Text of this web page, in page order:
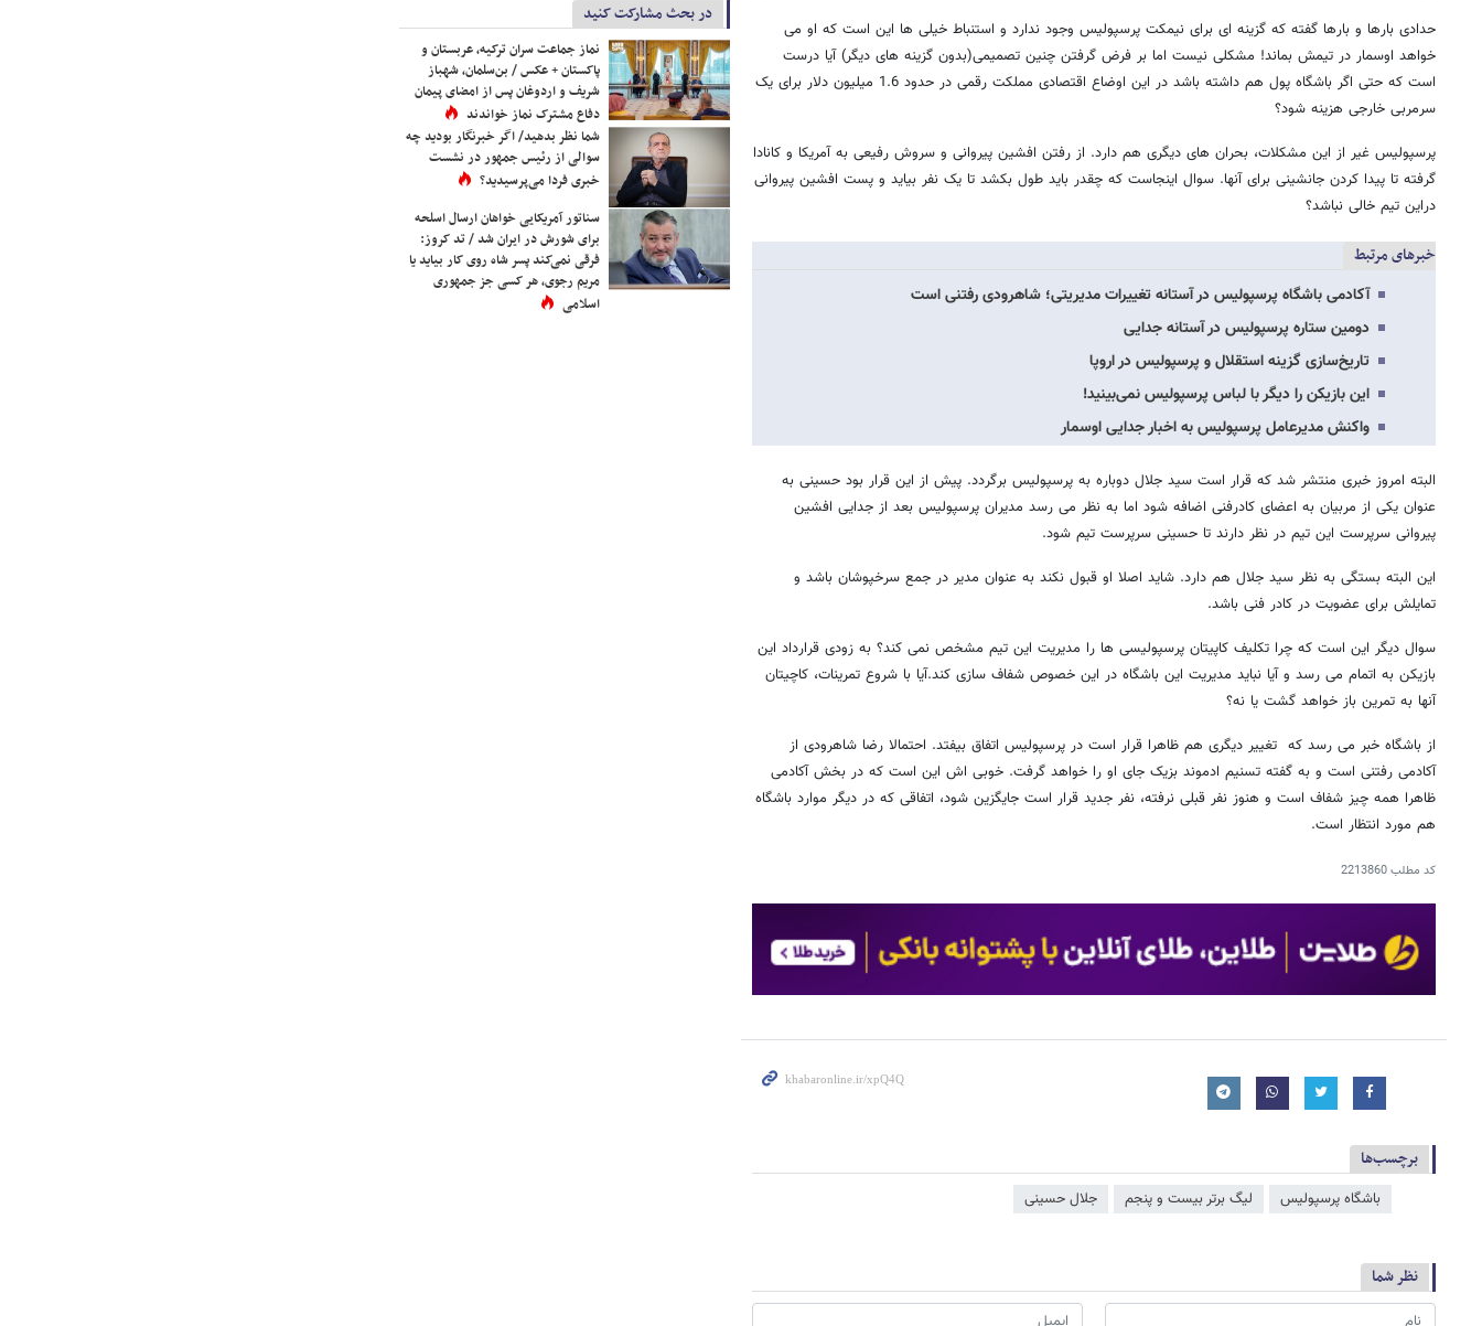
حدادی بارها و بارها گفته که گزینه ای برای نیمکت پرسپولیس وجود ندارد و استنباط خیلی ها این است که او می
خواهد اوسمار در تیمش بماند! مشکلی نیست اما بر فرض گرفتن چنین تصمیمی(بدون گزینه های دیگر) آیا درست
است که حتی اگر باشگاه پول هم داشته باشد در این اوضاع اقتصادی مملکت رقمی در حدود 1.6 میلیون دلار برای یک
سرمربی خارجی هزینه شود؟
پرسپولیس غیر از این مشکلات، بحران های دیگری هم دارد. از رفتن افشین پیروانی و سروش رفیعی به آمریکا و کانادا
گرفته تا پیدا کردن جانشینی برای آنها. سوال اینجاست که چقدر باید طول بکشد تا یک نفر بیاید و پست افشین پیروانی
دراین تیم خالی نباشد؟
خبرهای مرتبط
آکادمی باشگاه پرسپولیس در آستانه تغییرات مدیریتی؛ شاهرودی رفتنی است
دومین ستاره پرسپولیس در آستانه جدایی
تاریخ‌سازی گزینه استقلال و پرسپولیس در اروپا
این بازیکن را دیگر با لباس پرسپولیس نمی‌بینید!
واکنش مدیرعامل پرسپولیس به اخبار جدایی اوسمار
البته امروز خبری منتشر شد که قرار است سید جلال دوباره به پرسپولیس برگردد. پیش از این قرار بود حسینی به
عنوان یکی از مربیان به اعضای کادرفنی اضافه شود اما به نظر می رسد مدیران پرسپولیس بعد از جدایی افشین
پیروانی سرپرست این تیم در نظر دارند تا حسینی سرپرست تیم شود.
این البته بستگی به نظر سید جلال هم دارد. شاید اصلا او قبول نکند به عنوان مدیر در جمع سرخپوشان باشد و
تمایلش برای عضویت در کادر فنی باشد.
سوال دیگر این است که چرا تکلیف کاپیتان پرسپولیسی ها را مدیریت این تیم مشخص نمی کند؟ به زودی قرارداد این
بازیکن به اتمام می رسد و آیا نباید مدیریت این باشگاه در این خصوص شفاف سازی کند.آیا با شروع تمرینات، کاچیتان
آنها به تمرین باز خواهد گشت یا نه؟
از باشگاه خبر می رسد که تغییر دیگری هم ظاهرا قرار است در پرسپولیس اتفاق بیفتد. احتمالا رضا شاهرودی از
آکادمی رفتنی است و به گفته تسنیم ادموند بزیک جای او را خواهد گرفت. خوبی اش این است که در بخش آکادمی
ظاهرا همه چیز شفاف است و هنوز نفر قبلی نرفته، نفر جدید قرار است جایگزین شود، اتفاقی که در دیگر موارد باشگاه
هم مورد انتظار است.
کد مطلب2213860
برچسب‌ها
باشگاه پرسپولیس لیگ برتر بیست و پنجم جلال حسینی
نظر شما
در بحث مشارکت کنید
نماز جماعت سران ترکیه، عربستان و
پاکستان + عکس / بن‌سلمان، شهباز
شریف و اردوغان پس از امضای پیمان
دفاع مشترک نماز خواندند
شما نظر بدهید/ اگر خبرنگار بودید چه
سوالی از رئیس جمهور در نشست
خبری فردا می‌پرسیدید؟
سناتور آمریکایی خواهان ارسال اسلحه
برای شورش در ایران شد / تد کروز:
فرقی نمی‌کند پسر شاه روی کار بیاید یا
مریم رجوی، هر کسی جز جمهوری
اسلامی